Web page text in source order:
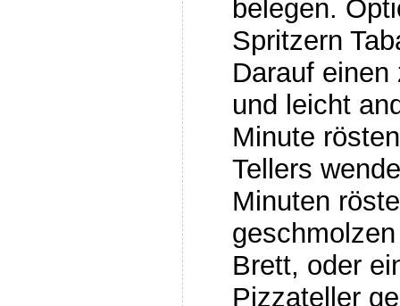
belegen.
Spritzern
Darauf
und leicht
Minute
Tellers
Minuten
Brett, oder
Pizzateller